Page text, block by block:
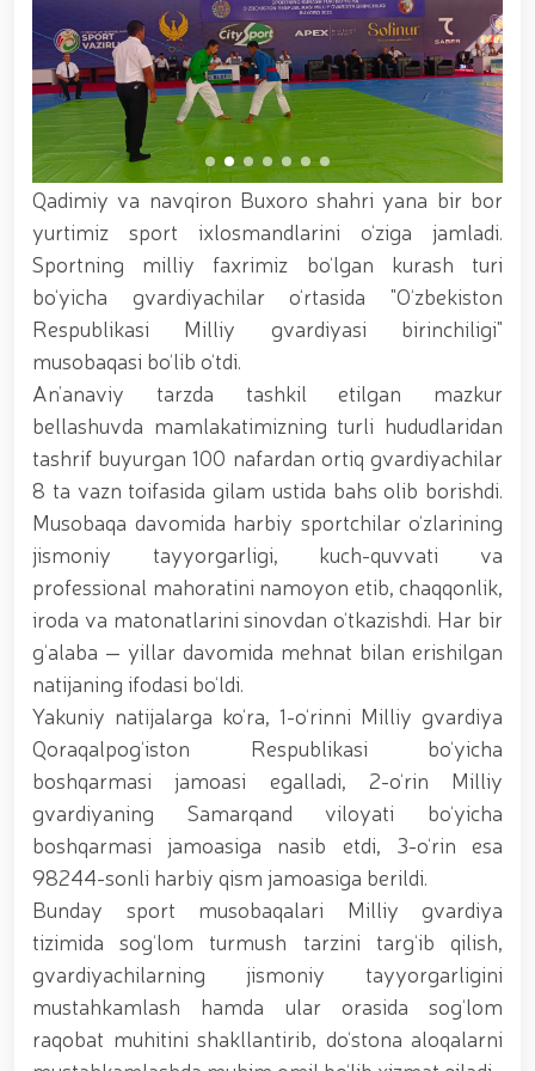
xizmat itlari ko‘rgazmasi tashkil etildi. // “Dog
biatloni” bellashuvining 6-respublika idoralararo
musobaqasi g'oliblari aniqlandi. // O‘zbekistonning
harbiy salohiyatini mustahkamlash: islohotlar va
ustuvor vazifalar.// Milliy gvardiya qo‘mondoni
Jamoat xavfsizligi universiteti bitiruvchi kursantlari
bilan uchrashdi.// 9-may — Xotira va qadrlash kuni
munosabati bilan Milliy gvardiya qoʻmondonligi
tomonidan poytaxtimizda istiqomat qiluvchi Ikkinchi
jahon urushi qatnashchilari va faxriylari holidan xabar
olindi. // “Uyg‘oq xotira” nomli teatrlashtirilgan
musiqiy konsert dasturi namoyish qilindi.// “Uch
avlod uchrashuvi” hamda “Bizning qahramonlar”
kitobining taqdimotiga bag‘ishlangan tadbir tashkil
etildi.// “Men G‘olib Run” yugurish musobaqasida
gvardiyachilar faxrli o'rinlarni egallashdi.//
Hamkorlikdagi profilaktik tadbirlar davom
ettirilmoqda. Xavfsiz muhitni ta’minlashga
qaratilgan chora-tadbirlar Milliy gvardiya
qo‘mondoni general-polkovnik B. Tashmatov
rahbarligida Yunusobod tumanida amalga oshirildi //
Buyuk davlat arbobi Sohibqiron Amir Temur
tavalludining 690 yilligi munosabati bilan,
O‘zbekiston Milliy kino san'ati saroyida Milliy
gvardiya tizimidagi yoshlar bilan uchrashuv bo‘lib
o‘tdi. // Bayram kunlarida xavfsizlik toʻliq taʼminlandi
// Navroʻz shukuhi: otliq paradlar tashkil etildi //
“Navroʻzni ulugʻlash – insonni ulugʻlashdir!” shiori
ostida bayram sayli // Askarlar kasb-hunar
sertifikatlariga ega boʻldi // Qahramonlar xotirasi
yod etildi // Strandja turnirida Milliy gvardiya harbiy
xizmatchisi Navbahor Hamidova oltin medalni qoʻlga
kiritdi. // Iroda Ismoilova «Sodiq xizmatlari uchun»
medali bilan taqdirlandi. // O‘zbekiston Qurolli
Kuchlarida kibersport, dron va robot texnologiyalari
yo‘nalishlari rivojlantiriladi // Andijon viloyatida
Respublika ishchi guruhining yoshlar bilan uchrashuvi
tadbirlari doirasida muddatdi harbiy xizmatchilarga
sertifikatlar topshirildi. // Milliy gvardiya
qo‘mondoni, general-polkovnik B.Tashmatov
poytaxtimizdagi manzilli ishlari davomida yoshlar
bilan uchrashib, ular bilan ochiq muloqot o‘tkazdi. //
Farg‘ona viloyatida jinoyat sodir etishga moyil
shaxslar yashash manzillarida tezkor tadbirlar
Qadimiy va navqiron Buxoro shahri yana bir bor
yurtimiz sport ixlosmandlarini o‘ziga jamladi.
Sportning milliy faxrimiz bo‘lgan kurash turi
bo‘yicha gvardiyachilar o‘rtasida "O‘zbekiston
Respublikasi Milliy gvardiyasi birinchiligi"
musobaqasi bo‘lib o‘tdi.
An’anaviy tarzda tashkil etilgan mazkur
bellashuvda mamlakatimizning turli hududlaridan
tashrif buyurgan 100 nafardan ortiq gvardiyachilar
8 ta vazn toifasida gilam ustida bahs olib borishdi.
Musobaqa davomida harbiy sportchilar o‘zlarining
jismoniy tayyorgarligi, kuch-quvvati va
professional mahoratini namoyon etib, chaqqonlik,
iroda va matonatlarini sinovdan o‘tkazishdi. Har bir
g‘alaba — yillar davomida mehnat bilan erishilgan
natijaning ifodasi bo‘ldi.
Yakuniy natijalarga ko‘ra, 1-o‘rinni Milliy gvardiya
Qoraqalpog‘iston Respublikasi bo‘yicha
boshqarmasi jamoasi egalladi, 2-o‘rin Milliy
gvardiyaning Samarqand viloyati bo‘yicha
boshqarmasi jamoasiga nasib etdi, 3-o‘rin esa
98244-sonli harbiy qism jamoasiga berildi.
Bunday sport musobaqalari Milliy gvardiya
tizimida sog‘lom turmush tarzini targ‘ib qilish,
gvardiyachilarning jismoniy tayyorgarligini
mustahkamlash hamda ular orasida sog‘lom
raqobat muhitini shakllantirib, do‘stona aloqalarni